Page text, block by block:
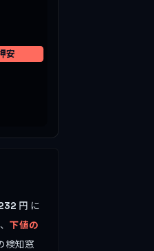
安
円 に
下値の
検知窓